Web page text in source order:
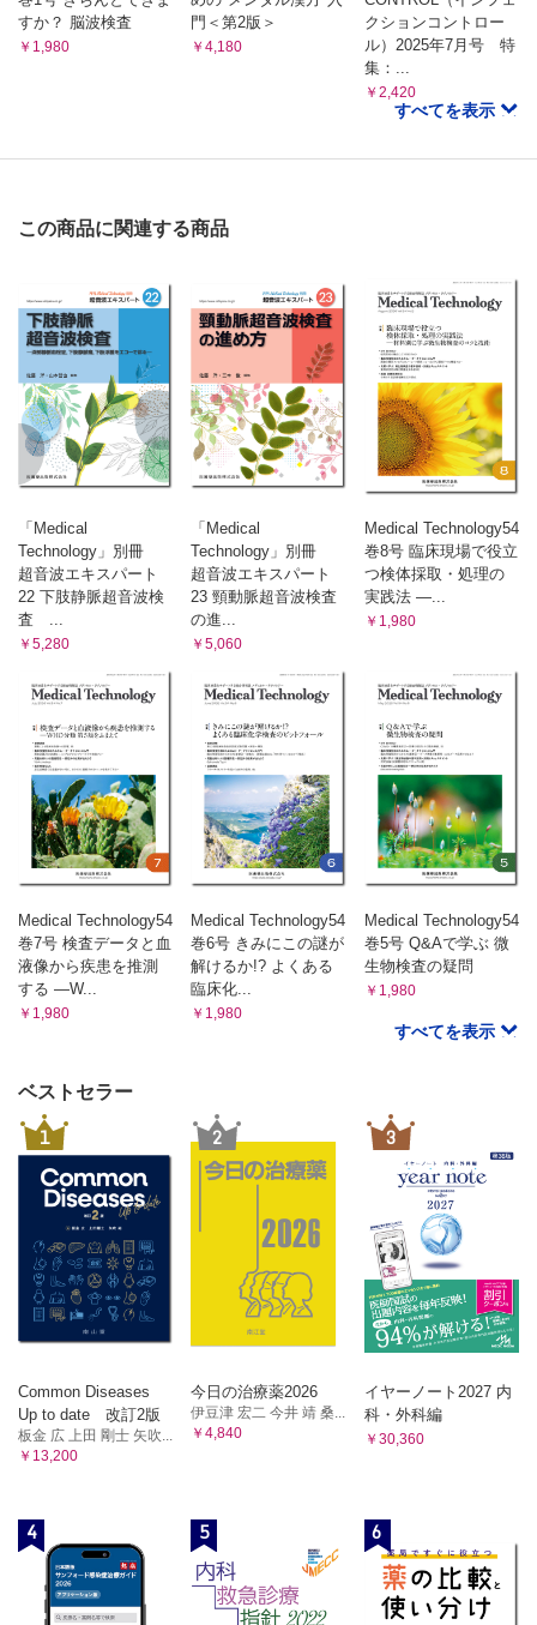
L・Lの日常（周玲蓮）
VOICE読者のページ
すか？ 脳波検査
￥1,980
門＜第2版＞
￥4,180
クションコントロー
ル）2025年7月号 特
集：...
￥2,420
すべてを表示
この商品に関連する商品
「Medical
Technology」別冊
超音波エキスパート
22 下肢静脈超音波検
査 ...
￥5,280
「Medical
Technology」別冊
超音波エキスパート
23 頸動脈超音波検査
の進...
￥5,060
Medical Technology54
巻8号 臨床現場で役立
つ検体採取・処理の
実践法 ―...
￥1,980
Medical Technology54
巻7号 検査データと血
液像から疾患を推測
する ―W...
￥1,980
Medical Technology54
巻6号 きみにこの謎が
解けるか!? よくある
臨床化...
￥1,980
Medical Technology54
巻5号 Q&Aで学ぶ 微
生物検査の疑問
￥1,980
すべてを表示
ベストセラー
1
Common Diseases
Up to date 改訂2版
板金 広 上田 剛士 矢吹...
￥13,200
2
今日の治療薬2026
伊豆津 宏二 今井 靖 桑...
￥4,840
3
イヤーノート2027 内
科・外科編
￥30,360
4 5 6